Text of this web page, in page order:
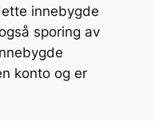
innebygde
sporing av
konto og er